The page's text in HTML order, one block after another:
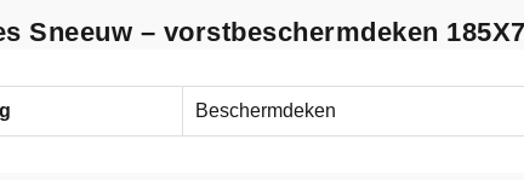
Sneeuw – vorstbeschermdeken
Beschermdeken